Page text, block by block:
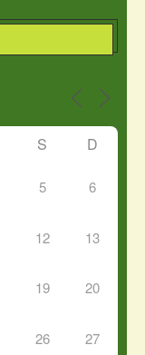
S D
5 6
12 13
19 20
26 27